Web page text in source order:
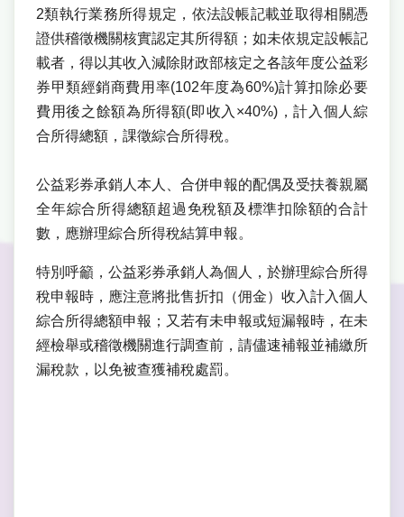
2類執行業務所得規定，依法設帳記載並取得相關憑
證供稽徵機關核實認定其所得額；如未依規定設帳記
載者，得以其收入減除財政部核定之各該年度公益彩
券甲類經銷商費用率(102年度為60%)計算扣除必要
費用後之餘額為所得額(即收入×40%)，計入個人綜
合所得總額，課徵綜合所得稅。
公益彩券承銷人本人、合併申報的配偶及受扶養親屬
全年綜合所得總額超過免稅額及標準扣除額的合計
數，應辦理綜合所得稅結算申報。
特別呼籲，公益彩券承銷人為個人，於辦理綜合所得
稅申報時，應注意將批售折扣（佣金）收入計入個人
綜合所得總額申報；又若有未申報或短漏報時，在未
經檢舉或稽徵機關進行調查前，請儘速補報並補繳所
漏稅款，以免被查獲補稅處罰。